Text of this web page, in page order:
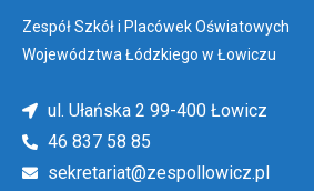
Zespół Szkół i Placówek Oświatowych
Województwa Łódzkiego w Łowiczu
ul. Ułańska 2 99-400 Łowicz
46 837 58 85
sekretariat@zespollowicz.pl